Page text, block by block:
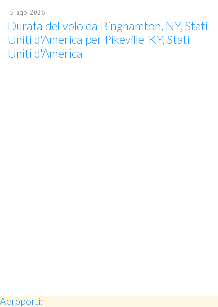
5 ago 2026
Durata del volo da Binghamton, NY, Stati
Uniti d'America per Pikeville, KY, Stati
Uniti d'America
Aeroporti: